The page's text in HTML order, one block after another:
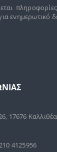
ενημερωτικό
17676 Καλλιθέα
4125956